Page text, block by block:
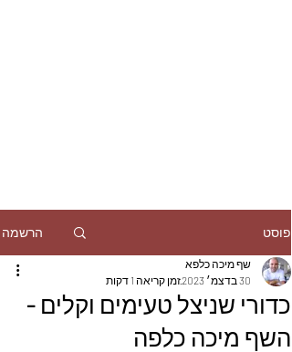
פוסט הרשמה
כדורי שניצל טעימים וקלים -
השף מיכה כלפה
שף מיכה כלפא
30 בדצמ׳ 2023
זמן קריאה 1 דקות